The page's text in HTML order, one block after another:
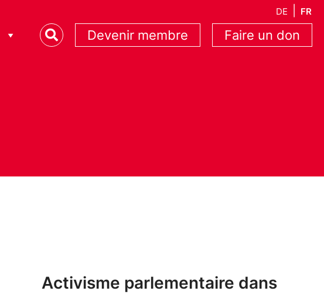
DE FR
Devenir membre Faire un don
Activisme parlementaire dans